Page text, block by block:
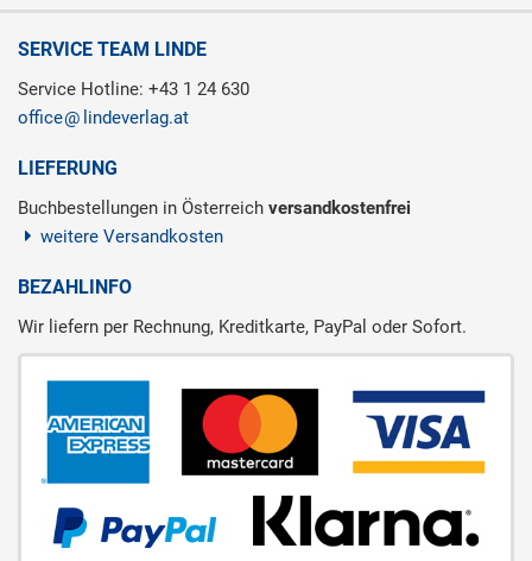
SERVICE TEAM LINDE
Service Hotline: +43 1 24 630
office
lindeverlag.at
LIEFERUNG
Buchbestellungen in Österreich versandkostenfrei
weitere Versandkosten
BEZAHLINFO
Wir liefern per Rechnung, Kreditkarte, PayPal oder Sofort.